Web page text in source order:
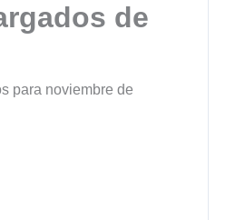
de
para noviembre de